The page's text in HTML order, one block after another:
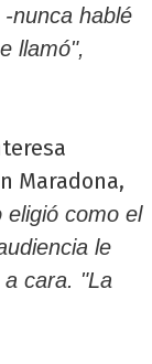
nunca hablé
llamó",
Maradona,
eligió como el
le
cara. "La